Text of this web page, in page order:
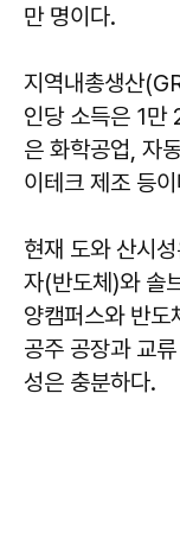
만 명이다.
지역내총생산
인당 소득은 1만
은 화학공업, 자
이테크 제조 등
현재 도와 산시
자(반도체)와 솔
양캠퍼스와 반도
공주 공장과 교
성은 충분하다.